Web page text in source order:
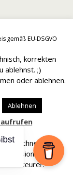
gemäß EU-DSGVO
korrekten
ablehnst. ;)
oder ablehnen.
Ablehnen
Provision.
nicht teurer.